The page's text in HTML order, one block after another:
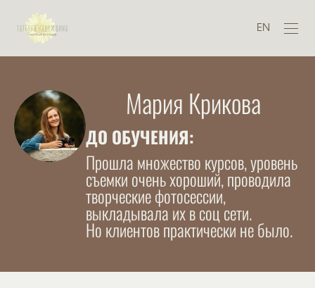
EN
Мария Крикова
ДО ОБУЧЕНИЯ:
Прошла множество курсов, уровень
съемки очень хороший, проводила
творческие фотосессии,
выкладывала их в соц сети.
Но клиентов практически не было.